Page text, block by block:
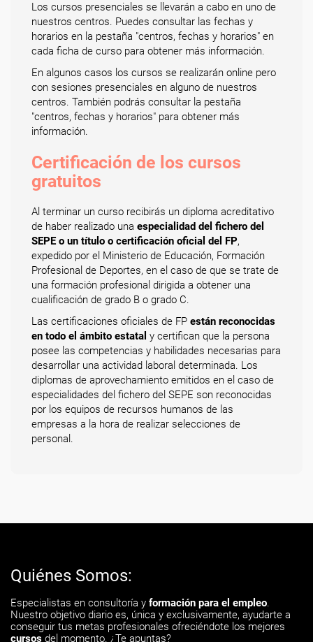
Los cursos presenciales se llevarán a cabo en uno de
nuestros centros. Puedes consultar las fechas y
horarios en la pestaña "centros, fechas y horarios" en
cada ficha de curso para obtener más información.
En algunos casos los cursos se realizarán online pero
con sesiones presenciales en alguno de nuestros
centros. También podrás consultar la pestaña
"centros, fechas y horarios" para obtener más
información.
Certificación de los cursos
gratuitos
Al terminar un curso recibirás un diploma acreditativo
de haber realizado una especialidad del fichero del
SEPE o un título o certificación oficial del FP,
expedido por el Ministerio de Educación, Formación
Profesional de Deportes, en el caso de que se trate de
una formación profesional dirigida a obtener una
cualificación de grado B o grado C.
Las certificaciones oficiales de FP están reconocidas
en todo el ámbito estatal y certifican que la persona
posee las competencias y habilidades necesarias para
desarrollar una actividad laboral determinada. Los
diplomas de aprovechamiento emitidos en el caso de
especialidades del fichero del SEPE son reconocidas
por los equipos de recursos humanos de las
empresas a la hora de realizar selecciones de
personal.
Quiénes Somos:
Especialistas en consultoría y formación para el empleo.
Nuestro objetivo diario es, única y exclusivamente, ayudarte a
conseguir tus metas profesionales ofreciéndote los mejores
cursos del momento. ¿Te apuntas?